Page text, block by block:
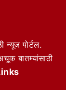
न्यूज पोर्टल.
बातम्यांसाठी